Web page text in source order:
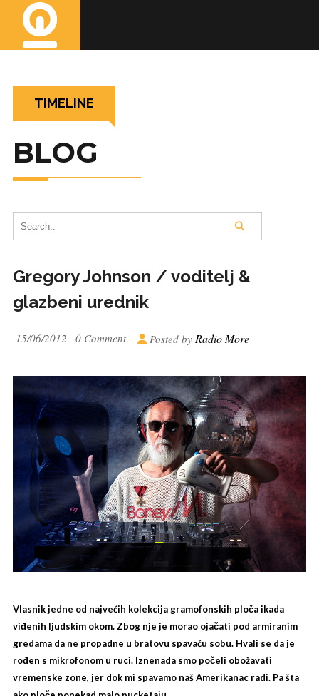
TIMELINE
BLOG
Gregory Johnson / voditelj &
glazbeni urednik
15/06/2012 0 Comment Posted by Radio More
Vlasnik jedne od najvećih kolekcija gramofonskih ploča ikada
viđenih ljudskim okom. Zbog nje je morao ojačati pod armiranim
gredama da ne propadne u bratovu spavaću sobu. Hvali se da je
rođen s mikrofonom u ruci. Iznenada smo počeli obožavati
vremenske zone, jer dok mi spavamo naš Amerikanac radi. Pa šta